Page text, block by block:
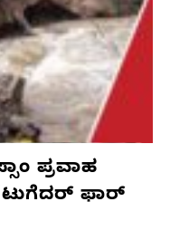
ಪ್ರವಾಹ
‘ಟುಗೆದರ್ ಫಾರ್